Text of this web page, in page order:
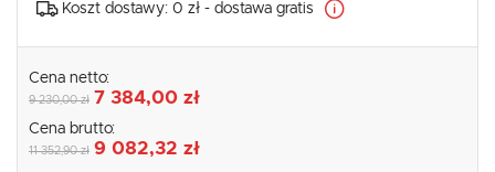
Koszt dostawy: 0 zł - dostawa gratis
Cena netto:
9 230,00 zł 7 384,00 zł
Cena brutto:
11 352,90 zł 9 082,32 zł